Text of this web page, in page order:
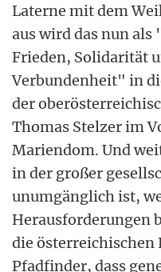
Laterne mit dem
aus wird das nun
Frieden, Solidarität
Verbundenheit" in
der
Thomas Stelzer im
Mariendom. Und
in der großer
unumgänglich ist,
Herausforderungen
die
Pfadfinder, dass